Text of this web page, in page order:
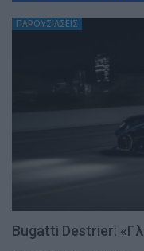
ΠΑΡΟΥΣΙΑΣΕΙΣ
Bugatti Destrier: